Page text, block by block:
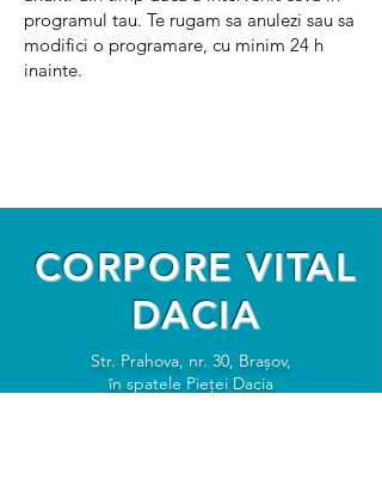
programul tau. Te rugam sa anulezi sau sa
modifici o programare, cu minim 24 h
inainte.
CORPORE VITAL
DACIA
Str. Prahova, nr. 30, Brașov,
în spatele Pieței Dacia